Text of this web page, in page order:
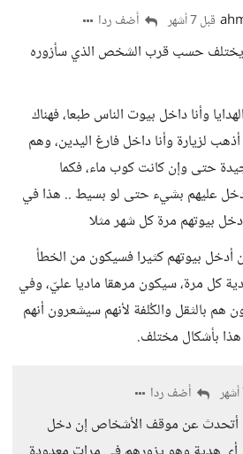
قبل 7 أشهر أضف ردا
يختلف حسب قرب الشخص الذي سأزوره
وأنا داخل بيوت الناس طبعا، فهناك
لزيارة وأنا داخل فارغ اليدين، وهم
حتى وإن كانت كوب ماء، فكما
عليهم بشيء حتى لو بسيط .. هذا في
بيوتهم مرة كل شهر مثلا
أدخل بيوتهم كثيرا فسيكون من الخطأ
كل مرة، سيكون مرهقا ماديا عليّ، وفي
بالثقل والكُلفة لأنهم سيشعرون أنهم
بأشكال مختلف.
أضف ردا
أتحدث عن موقف الأشخاص إن دخل